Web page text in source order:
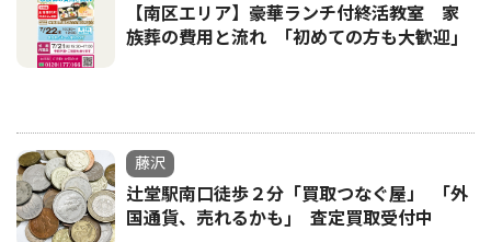
【南区エリア】豪華ランチ付終活教室 家
族葬の費用と流れ ｢初めての方も大歓迎｣
藤沢
辻堂駅南口徒歩２分「買取つなぐ屋」 ｢外
国通貨、売れるかも｣ 査定買取受付中